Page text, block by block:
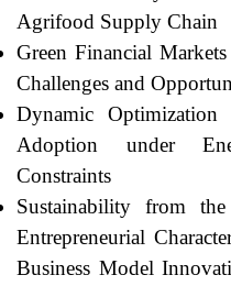
Agrifood Supply Chain
Green Financial
Challenges and
Dynamic
Adoption under
Constraints
Sustainability from
Entrepreneurial
Business Model